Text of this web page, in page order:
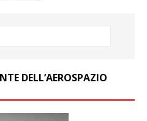
DELL’AEROSPAZIO